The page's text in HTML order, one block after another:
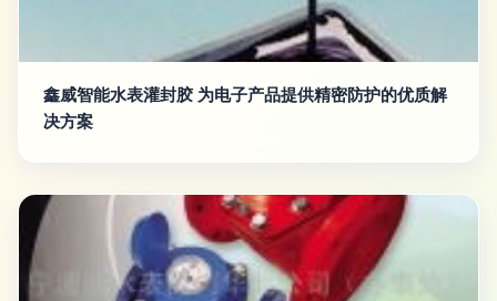
鑫威智能水表灌封胶 为电子产品提供精密防护的优质解
决方案